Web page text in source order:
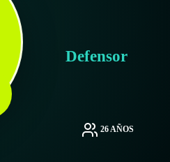
Defensor
26 AÑOS